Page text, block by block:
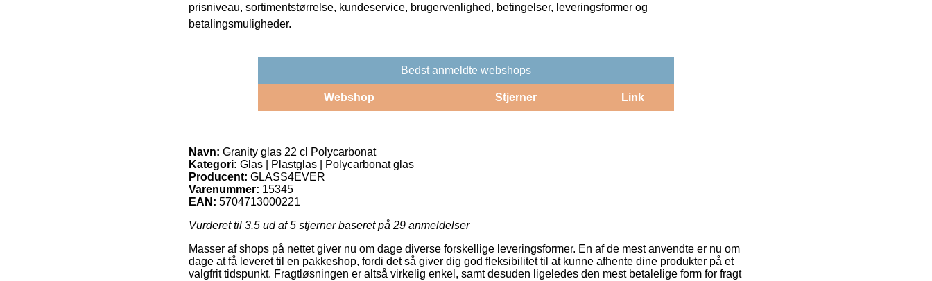
prisniveau, sortimentstørrelse, kundeservice, brugervenlighed, betingelser, leveringsformer og
betalingsmuligheder.
Bedst anmeldte webshops
Webshop Stjerner Link
Navn: Granity glas 22 cl Polycarbonat
Kategori: Glas | Plastglas | Polycarbonat glas
Producent: GLASS4EVER
Varenummer: 15345
EAN: 5704713000221
Vurderet til 3.5 ud af 5 stjerner baseret på 29 anmeldelser
Masser af shops på nettet giver nu om dage diverse forskellige leveringsformer. En af de mest anvendte er nu om
dage at få leveret til en pakkeshop, fordi det så giver dig god fleksibilitet til at kunne afhente dine produkter på et
valgfrit tidspunkt. Fragtløsningen er altså virkelig enkel, samt desuden ligeledes den mest betalelige form for fragt